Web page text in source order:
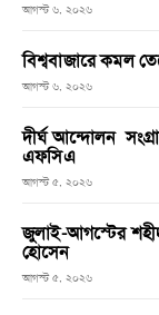
আগস্ট ৬, ২০২৬
বিশ্ববাজারে কমল
আগস্ট ৬, ২০২৬
দীর্ঘ আন্দোলন
এফসিএ
আগস্ট ৫, ২০২৬
জুলাই-আগস্টের
হোসেন
আগস্ট ৫, ২০২৬